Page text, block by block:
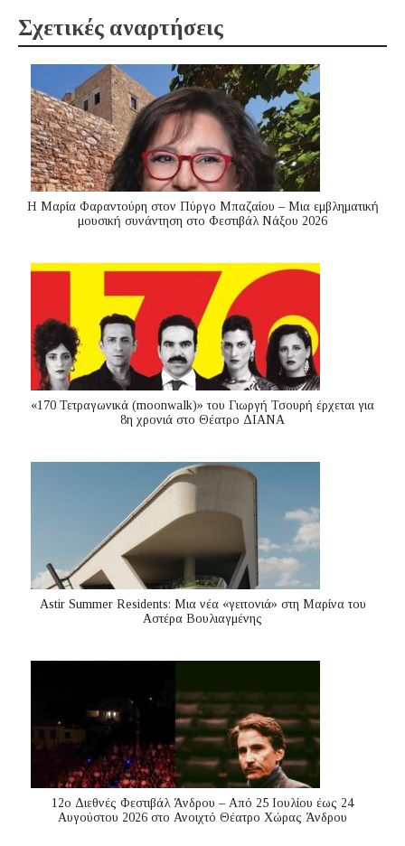
Σχετικές αναρτήσεις
Η Μαρία Φαραντούρη στον Πύργο Μπαζαίου – Μια εμβληματική
μουσική συνάντηση στο Φεστιβάλ Νάξου 2026
«170 Τετραγωνικά (moonwalk)» του Γιωργή Τσουρή έρχεται για
8η χρονιά στο Θέατρο ΔΙΑΝΑ
Astir Summer Residents: Μια νέα «γειτονιά» στη Μαρίνα του
Αστέρα Βουλιαγμένης
12ο Διεθνές Φεστιβάλ Άνδρου – Από 25 Ιουλίου έως 24
Αυγούστου 2026 στο Ανοιχτό Θέατρο Χώρας Άνδρου